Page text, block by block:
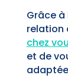
Grâce à
relation
chez
et de